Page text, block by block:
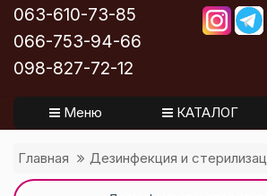
063-610-73-85
066-753-94-66
098-827-72-12
Меню КАТАЛОГ
Главная Дезинфекция и